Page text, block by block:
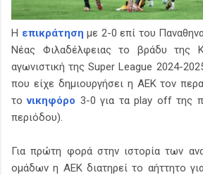
Η επικράτηση με 2-0 επί του
Νέας Φιλαδέλφειας το βράδυ της
αγωνιστική της Super League 2024-
που είχε δημιουργήσει η ΑΕΚ τον
τονικηφόρο 3-0 για τα play off της
περιόδου).
Για πρώτη φορά στην ιστορία των
ομάδων η ΑΕΚ διατηρεί το αήττητο